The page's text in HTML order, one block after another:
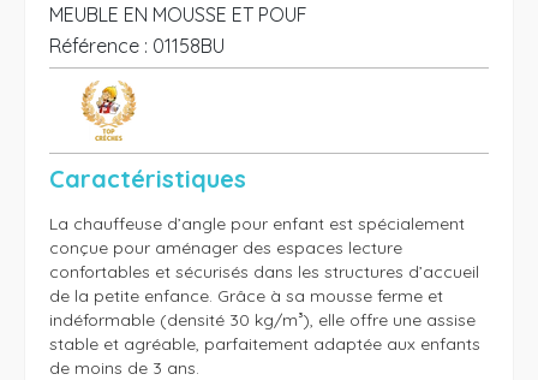
MEUBLE EN MOUSSE ET POUF
Référence : 01158BU
Caractéristiques
La chauffeuse d’angle pour enfant est spécialement
conçue pour aménager des espaces lecture
confortables et sécurisés dans les structures d’accueil
de la petite enfance. Grâce à sa mousse ferme et
indéformable (densité 30 kg/m³), elle offre une assise
stable et agréable, parfaitement adaptée aux enfants
de moins de 3 ans.